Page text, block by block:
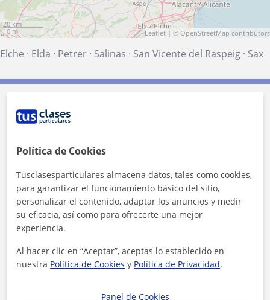
20 km
10 mi
Leaflet | © OpenStreetMap contributors
Elche · Elda · Petrer · Salinas · San Vicente del Raspeig · Sax
Contacta con Nassif
Política de Cookies
Tusclasesparticulares almacena datos, tales como cookies,
para garantizar el funcionamiento básico del sitio,
personalizar el contenido, adaptar los anuncios y medir
su eficacia, así como para ofrecerte una mejor
experiencia.
Al hacer clic en “Aceptar”, aceptas lo establecido en
nuestra Política de Cookies y Política de Privacidad.
Panel de Cookies